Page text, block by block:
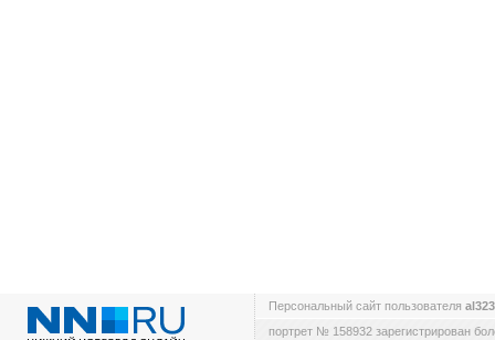
Персональный сайт пользователя
портрет № 158932 зарегистрирован